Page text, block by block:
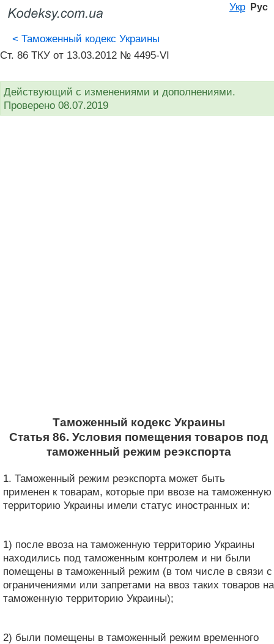
Укр Рус
< Таможенный кодекс Украины
Ст. 86 ТКУ от 13.03.2012 № 4495-VI
Действующий с изменениями и дополнениями.
Проверено 08.07.2019
Таможенный кодекс Украины
Статья 86. Условия помещения товаров под
таможенный режим реэкспорта
1. Таможенный режим реэкспорта может быть
применен к товарам, которые при ввозе на таможенную
территорию Украины имели статус иностранных и:
1) после ввоза на таможенную территорию Украины
находились под таможенным контролем и ни были
помещены в таможенный режим (в том числе в связи с
ограничениями или запретами на ввоз таких товаров на
таможенную территорию Украины);
2) были помещены в таможенный режим временного